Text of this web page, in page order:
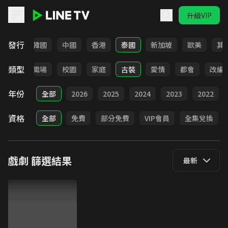
升級VIP
發行
日本 韓國 中國 香港 泰國 新加坡 歐美 其
類型
全部 職場 校園 家庭 古裝 愛情 都會 改編
年份 全部 2026 2025 2024 2023 2022
資格 全部 免費 部分免費 VIP會員 全集兌換
戲劇 篩選結果 最新